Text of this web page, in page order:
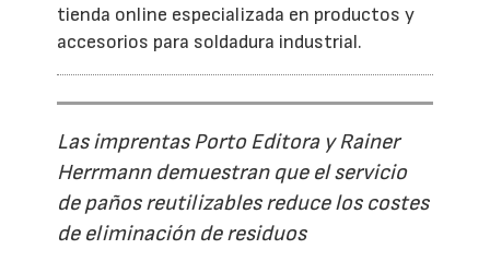
tienda online especializada en productos y
accesorios para soldadura industrial.
Las imprentas Porto Editora y Rainer
Herrmann demuestran que el servicio
de paños reutilizables reduce los costes
de eliminación de residuos